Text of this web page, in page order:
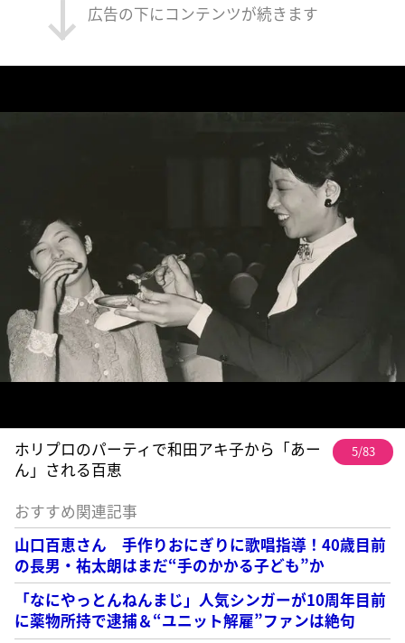
広告の下にコンテンツが続きます
ホリプロのパーティで和田アキ子から「あー
ん」される百恵
5/83
おすすめ関連記事
山口百恵さん 手作りおにぎりに歌唱指導！40歳目前
の長男・祐太朗はまだ“手のかかる子ども”か
「なにやっとんねんまじ」人気シンガーが10周年目前
に薬物所持で逮捕＆“ユニット解雇”ファンは絶句